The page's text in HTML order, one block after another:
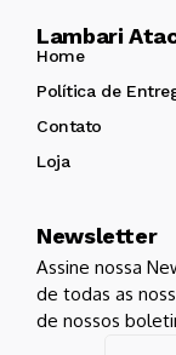
Lambari
Home
Política de
Contato
Loja
Newsletter
Assine nossa
de todas as
de nossos